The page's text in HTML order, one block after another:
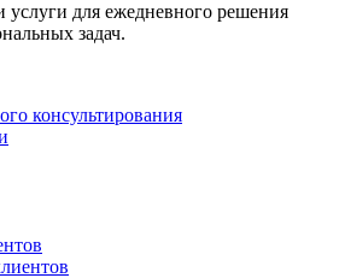
для ежедневного решения
задач.
консультирования